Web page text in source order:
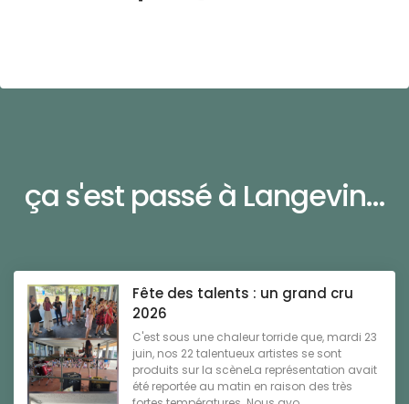
ça s'est passé à Langevin...
Fête des talents : un grand cru
2026
C'est sous une chaleur torride que, mardi 23
juin, nos 22 talentueux artistes se sont
produits sur la scèneLa représentation avait
été reportée au matin en raison des très